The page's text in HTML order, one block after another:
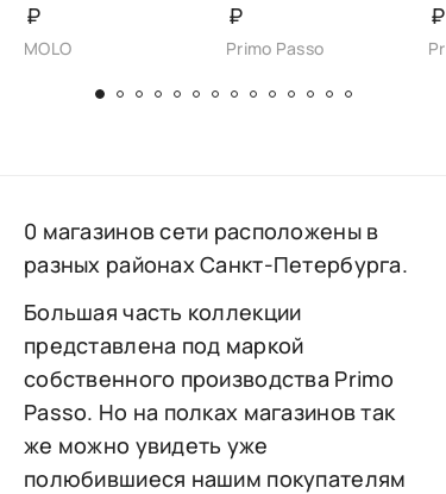
₽
MOLO
₽
Primo Passo
₽
0 магазинов сети расположены в
разных районах Санкт-Петербурга.
Большая часть коллекции
представлена под маркой
собственного производства Primo
Passo. Но на полках магазинов так
же можно увидеть уже
полюбившиеся нашим покупателям